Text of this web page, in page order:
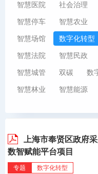
智慧医院 社会治理
智慧停车 智慧农业
智慧场馆 数字化转型
智慧法院 智慧民政
智慧城管 双碳 数
智慧林业 智慧能源
上海市奉贤区政府
数智赋能平台项目
专题 数字化转型